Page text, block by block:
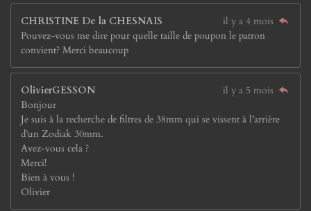
CHRISTINE De la CHESNAIS
il y a 4 mois
Pouvez-vous me dire pour quelle taille de poupon le patron
convient? Merci beaucoup
OlivierGESSON
il y a 5 mois
Bonjour
Je suis à la recherche de filtres de 38mm qui se vissent à l’arrière
d’un Zodiak 30mm.
Avez-vous cela ?
Merci!
Bien à vous !
Olivier